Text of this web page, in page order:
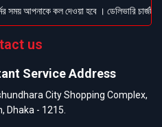
সময় আপনাকে কল দেওয়া হবে । ডেলিভারি
us
Service Address
City Shopping Complex,
Dhaka - 1215.